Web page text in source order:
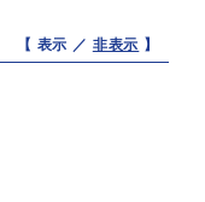
【 表示 ／ 非表示 】